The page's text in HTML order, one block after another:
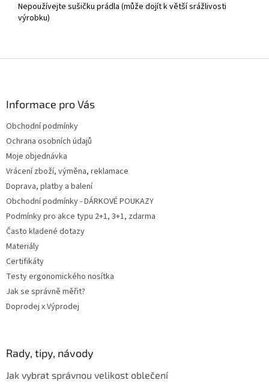
Nepoužívejte sušičku prádla (může dojít k větší srážlivosti
výrobku)
Informace pro Vás
Obchodní podmínky
Ochrana osobních údajů
Moje objednávka
Vrácení zboží, výměna, reklamace
Doprava, platby a balení
Obchodní podmínky - DÁRKOVÉ POUKAZY
Podmínky pro akce typu 2+1, 3+1, zdarma
Často kladené dotazy
Materiály
Certifikáty
Testy ergonomického nosítka
Jak se správně měřit?
Doprodej x Výprodej
Rady, tipy, návody
Jak vybrat správnou velikost oblečení